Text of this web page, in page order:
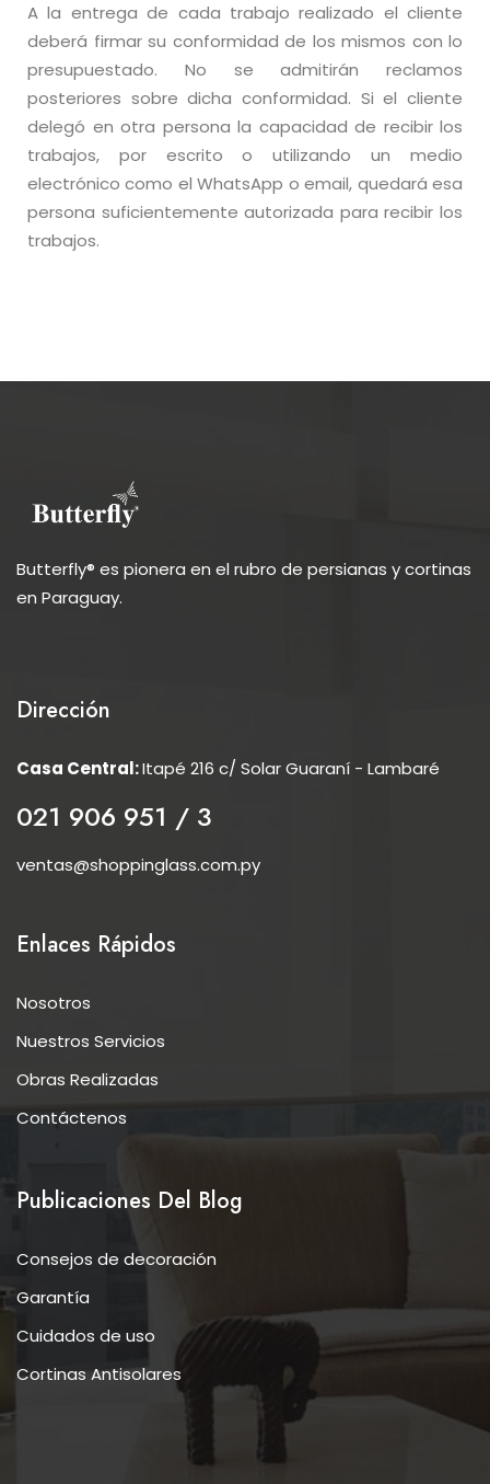
A la entrega de cada trabajo realizado el cliente
deberá firmar su conformidad de los mismos con lo
presupuestado. No se admitirán reclamos
posteriores sobre dicha conformidad. Si el cliente
delegó en otra persona la capacidad de recibir los
trabajos, por escrito o utilizando un medio
electrónico como el WhatsApp o email, quedará esa
persona suficientemente autorizada para recibir los
trabajos.
Butterfly® es pionera en el rubro de persianas y cortinas
en Paraguay.
Dirección
Casa Central:Itapé 216 c/ Solar Guaraní - Lambaré
021 906 951 / 3
ventas@shoppinglass.com.py
Enlaces Rápidos
Nosotros
Nuestros Servicios
Obras Realizadas
Contáctenos
Publicaciones Del Blog
Consejos de decoración
Garantía
Cuidados de uso
Cortinas Antisolares